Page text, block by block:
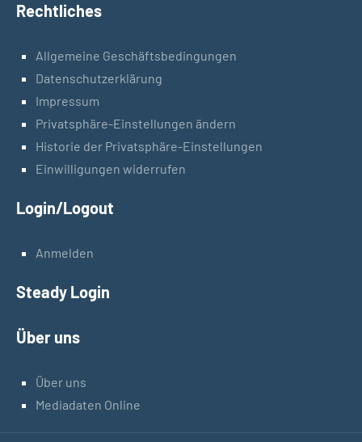
Rechtliches
Allgemeine Geschäftsbedingungen
Datenschutzerklärung
Impressum
Privatsphäre-Einstellungen ändern
Historie der Privatsphäre-Einstellungen
Einwilligungen widerrufen
Login/Logout
Anmelden
Steady Login
Über uns
Über uns
Mediadaten Online